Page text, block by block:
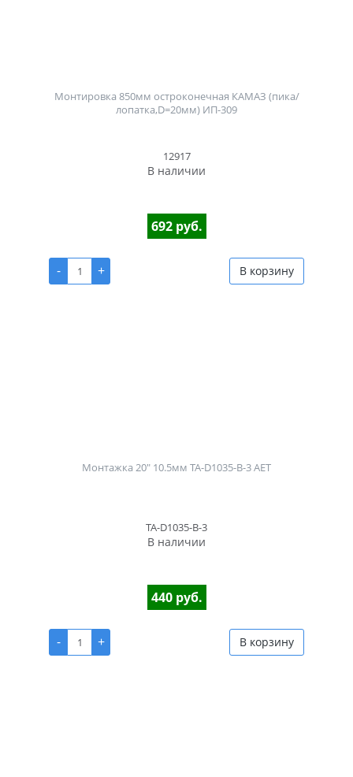
Монтировка 850мм остроконечная КАМАЗ (пика/
лопатка,D=20мм) ИП-309
12917
В наличии
692 руб.
- + В корзину
Монтажка 20" 10.5мм TA-D1035-B-3 AET
TA-D1035-B-3
В наличии
440 руб.
- + В корзину